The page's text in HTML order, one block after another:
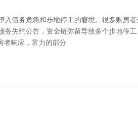
债务危急和步地停工的窘境。很多购房
失约公告，资金链弥留导致多个步地停
者响应，富力的部分